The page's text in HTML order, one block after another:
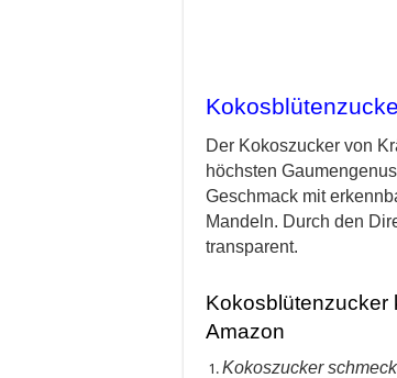
Der Kokoszucker von
höchsten
Geschmack mit
Mandeln. Durch den
transparent.
Kokosblütenzucker
Amazon
Kokoszucker